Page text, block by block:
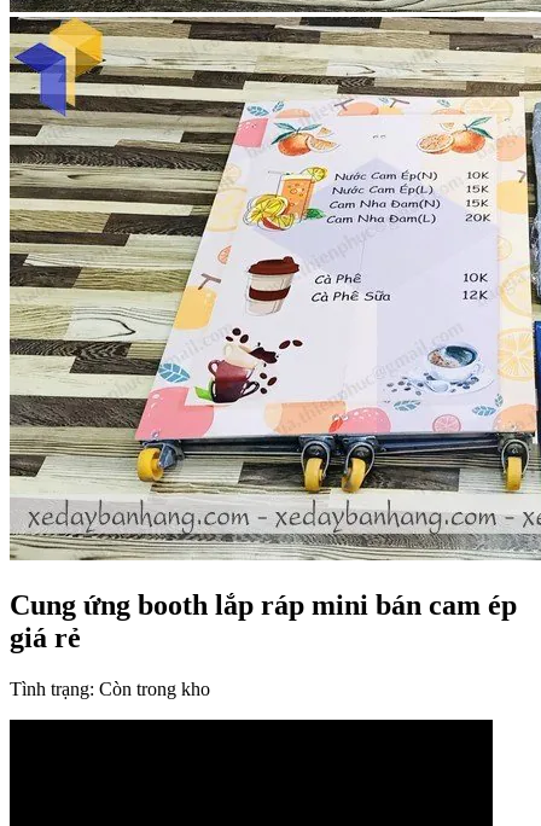
Cung ứng booth lắp ráp mini bán cam ép
giá rẻ
Tình trạng: Còn trong kho